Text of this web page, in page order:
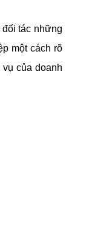
tác những
một cách rõ
của doanh